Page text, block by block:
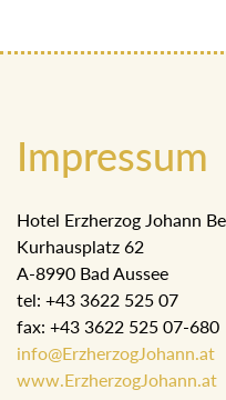
Impressum
Hotel Erzherzog Johann
Kurhausplatz 62
A-8990 Bad Aussee
tel: +43 3622 525 07
fax: +43 3622 525 07-680
info@ErzherzogJohann.at
www.ErzherzogJohann.at